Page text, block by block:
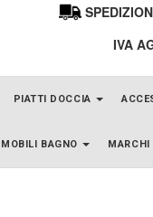
IVA
PIATTI DOCCIA
MOBILI BAGNO MARCHI